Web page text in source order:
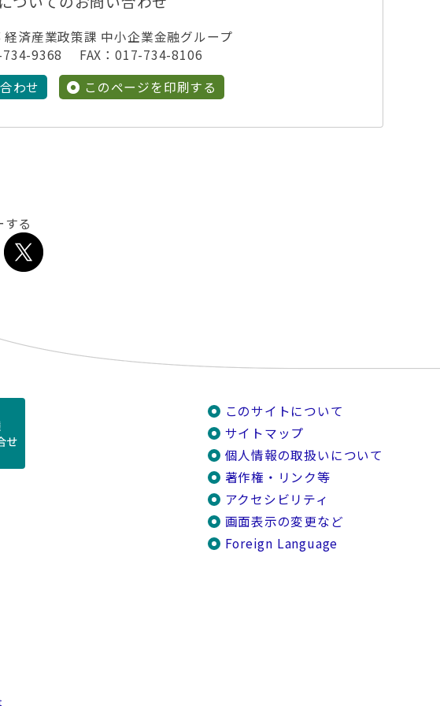
経済産業政策課 中小企業金融グループ
734-9368 FAX：017-734-8106
わせ
このページを印刷する
する
このサイトについて
サイトマップ
個人情報の取扱いについて
著作権・リンク等
アクセシビリティ
画面表示の変更など
Foreign Language